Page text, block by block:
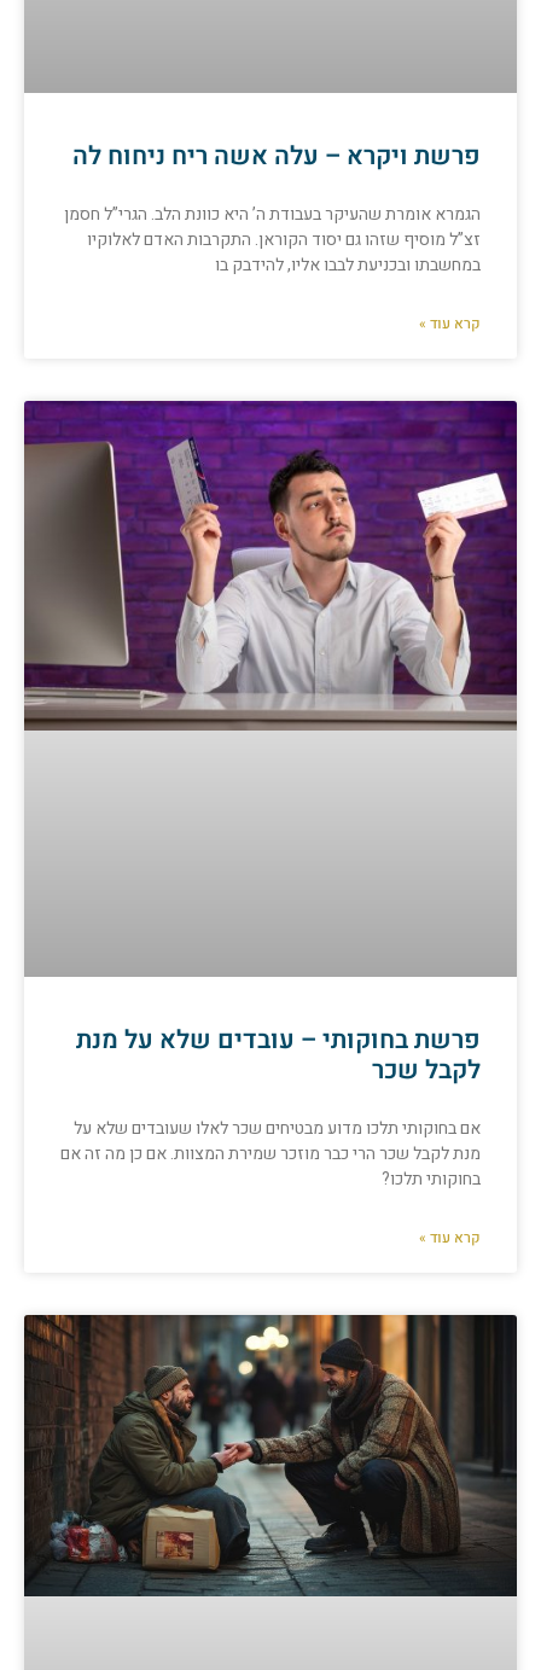
פרשת ויקרא – עלה אשה ריח ניחוח לה
הגמרא אומרת שהעיקר בעבודת ה’ היא כוונת הלב. הגרי”ל חסמן
זצ”ל מוסיף שזהו גם יסוד הקוראן. התקרבות האדם לאלוקיו
במחשבתו ובכניעת לבבו אליו, להידבק בו
קרא עוד »
פרשת בחוקותי – עובדים שלא על מנת
לקבל שכר
אם בחוקותי תלכו מדוע מבטיחים שכר לאלו שעובדים שלא על
מנת לקבל שכר הרי כבר מוזכר שמירת המצוות. אם כן מה זה אם
בחוקותי תלכו?
קרא עוד »